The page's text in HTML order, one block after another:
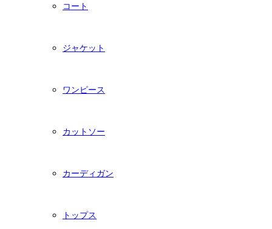
コート
ジャケット
ワンピース
カットソー
カーディガン
トップス